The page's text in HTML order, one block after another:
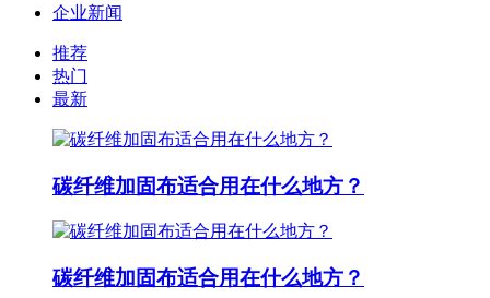
企业新闻
推荐
热门
最新
碳纤维加固布适合用在什么地方？
碳纤维加固布适合用在什么地方？